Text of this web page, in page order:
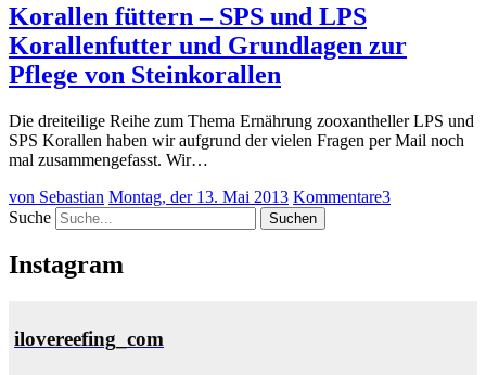
Korallen füttern – SPS und LPS
Korallenfutter und Grundlagen zur
Pflege von Steinkorallen
Die dreiteilige Reihe zum Thema Ernährung zooxantheller LPS und
SPS Korallen haben wir aufgrund der vielen Fragen per Mail noch
mal zusammengefasst. Wir…
von Sebastian Montag, der 13. Mai 2013 Kommentare3
Suche
Instagram
ilovereefing_com